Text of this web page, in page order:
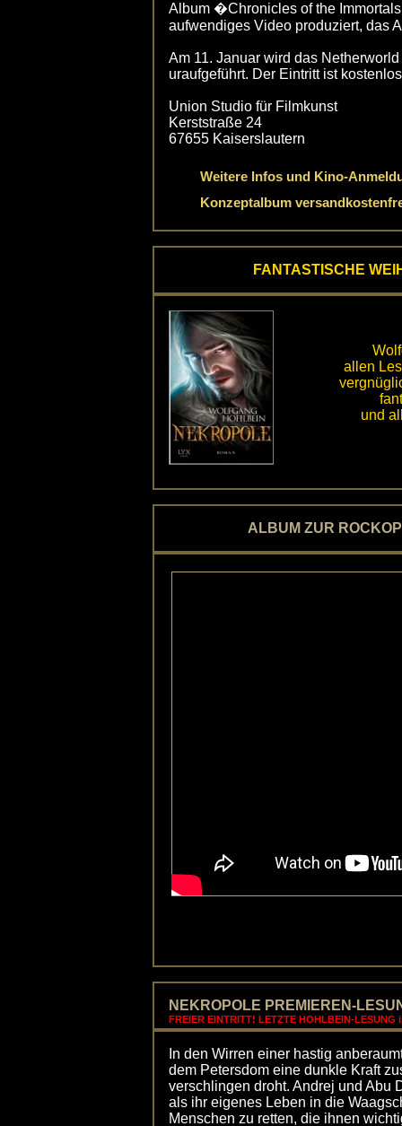
Album �Chronicles of the
aufwendiges Video produziert, das
Am 11. Januar wird das
uraufgeführt. Der Eintritt ist
Union Studio für Filmkunst
Kerststraße 24
67655 Kaiserslautern
Weitere Infos und Kino-
Konzeptalbum
FANTASTISCHE
allen
und
ALBUM ZUR
NEKROPOLE PREMIEREN-
FREIER EINTRITT! LETZTE HOHLBEIN-LESUNG
In den Wirren einer hastig
dem Petersdom eine dunkle Kraft
verschlingen droht. Andrej und Abu
als ihr eigenes Leben in die
Menschen zu retten, die ihnen